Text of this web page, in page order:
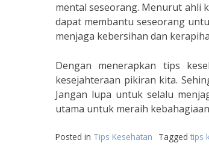
mental seseorang. Menurut ahli
dapat membantu seseorang
menjaga kebersihan dan
Dengan menerapkan tips
kesejahteraan pikiran kita.
Jangan lupa untuk selalu
utama untuk meraih
Posted in Tips Kesehatan Tagged tips